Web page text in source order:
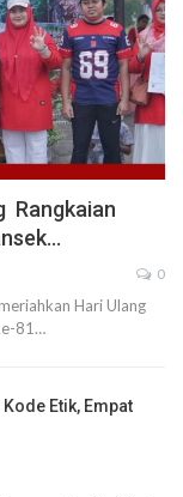
Rangkaian
0
Hari Ulang
81…
Etik, Empat